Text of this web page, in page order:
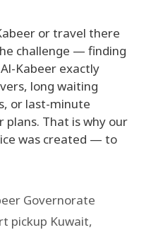
or travel there
challenge — finding
Kabeer exactly
long waiting
or last-minute
plans. That is why our
was created — to
Governorate
pickup Kuwait,